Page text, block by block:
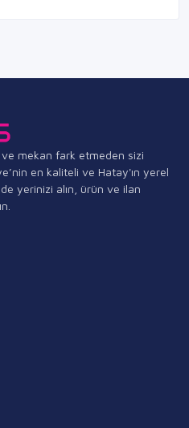
mekan fark etmeden sizi
en kaliteli ve Hatay'ın yerel
yerinizi alın, ürün ve ilan